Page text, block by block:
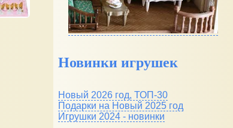
Новинки игрушек
Новый 2026 год, ТОП-30
Подарки на Новый 2025 год
Игрушки 2024 - новинки